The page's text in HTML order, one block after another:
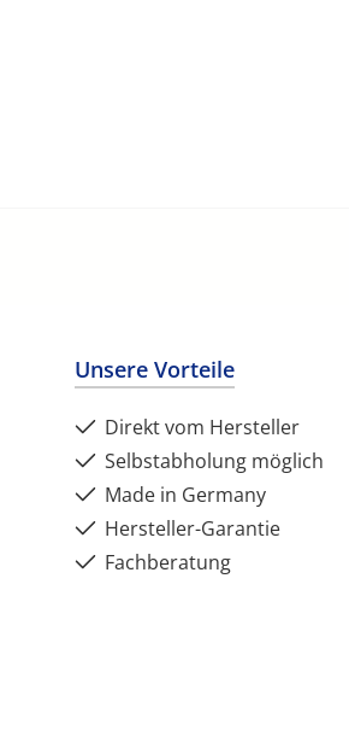
Unsere Vorteile
Direkt vom Hersteller
Selbstabholung möglich
Made in Germany
Hersteller-Garantie
Fachberatung